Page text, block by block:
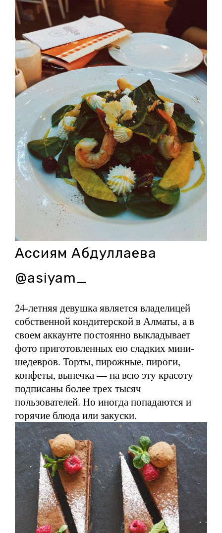
Ассиям Абдуллаева
@asiyam_
24-летняя девушка является владелицей
собственной кондитерской в Алматы, а в
своем аккаунте постоянно выкладывает
фото приготовленных ею сладких мини-
шедевров. Торты, пирожные, пироги,
конфеты, выпечка — на всю эту красоту
подписаны более трех тысяч
пользователей. Но иногда попадаются и
горячие блюда или закуски.